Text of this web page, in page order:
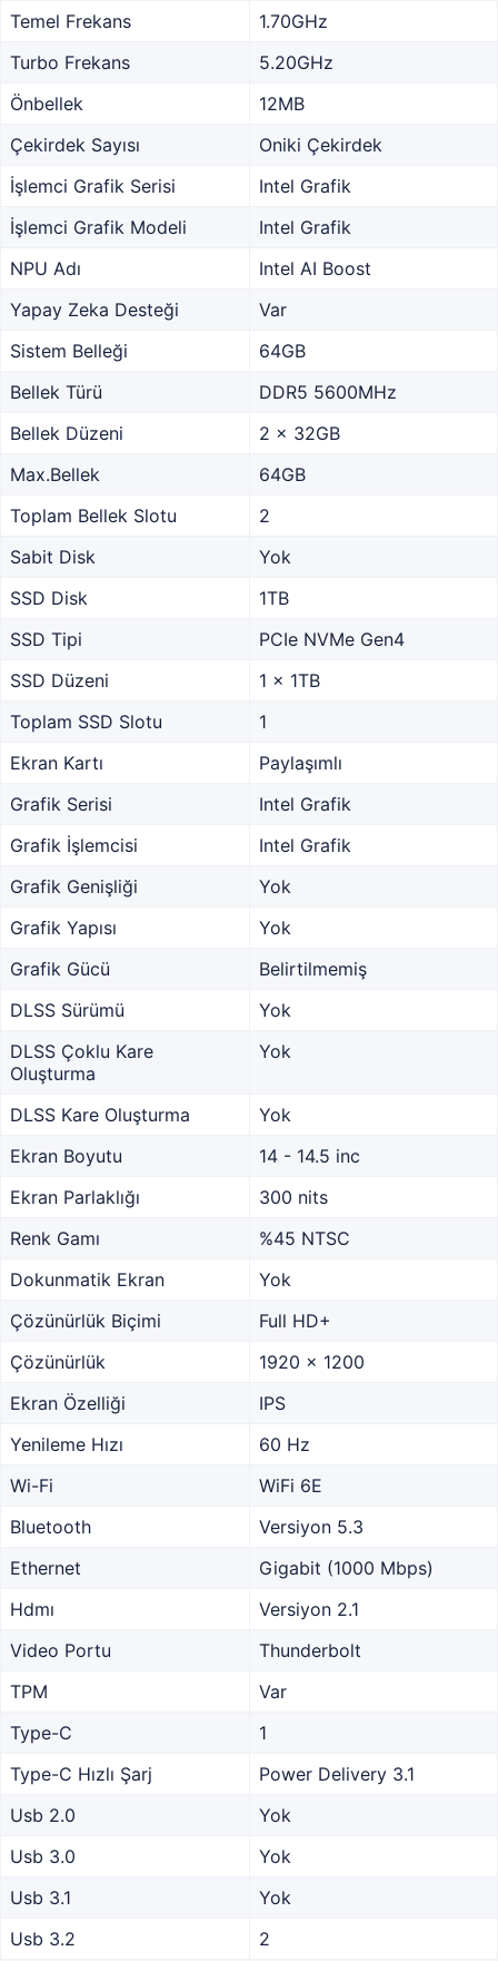
Temel Frekans
1.70GHz
Turbo Frekans
5.20GHz
Önbellek
12MB
Çekirdek Sayısı
Oniki Çekirdek
İşlemci Grafik Serisi
Intel Grafik
İşlemci Grafik Modeli
Intel Grafik
NPU Adı
Intel AI Boost
Yapay Zeka Desteği
Var
Sistem Belleği
64GB
Bellek Türü
DDR5 5600MHz
Bellek Düzeni
2 x 32GB
Max.Bellek
64GB
Toplam Bellek Slotu
2
Sabit Disk
Yok
SSD Disk
1TB
SSD Tipi
PCIe NVMe Gen4
SSD Düzeni
1 x 1TB
Toplam SSD Slotu
1
Ekran Kartı
Paylaşımlı
Grafik Serisi
Intel Grafik
Grafik İşlemcisi
Intel Grafik
Grafik Genişliği
Yok
Grafik Yapısı
Yok
Grafik Gücü
Belirtilmemiş
DLSS Sürümü
Yok
DLSS Çoklu Kare
Oluşturma
Yok
DLSS Kare Oluşturma
Yok
Ekran Boyutu
14 - 14.5 inc
Ekran Parlaklığı
300 nits
Renk Gamı
%45 NTSC
Dokunmatik Ekran
Yok
Çözünürlük Biçimi
Full HD+
Çözünürlük
1920 x 1200
Ekran Özelliği
IPS
Yenileme Hızı
60 Hz
Wi-Fi
WiFi 6E
Bluetooth
Versiyon 5.3
Ethernet
Gigabit (1000 Mbps)
Hdmı
Versiyon 2.1
Video Portu
Thunderbolt
TPM
Var
Type-C
1
Type-C Hızlı Şarj
Power Delivery 3.1
Usb 2.0
Yok
Usb 3.0
Yok
Usb 3.1
Yok
Usb 3.2
2